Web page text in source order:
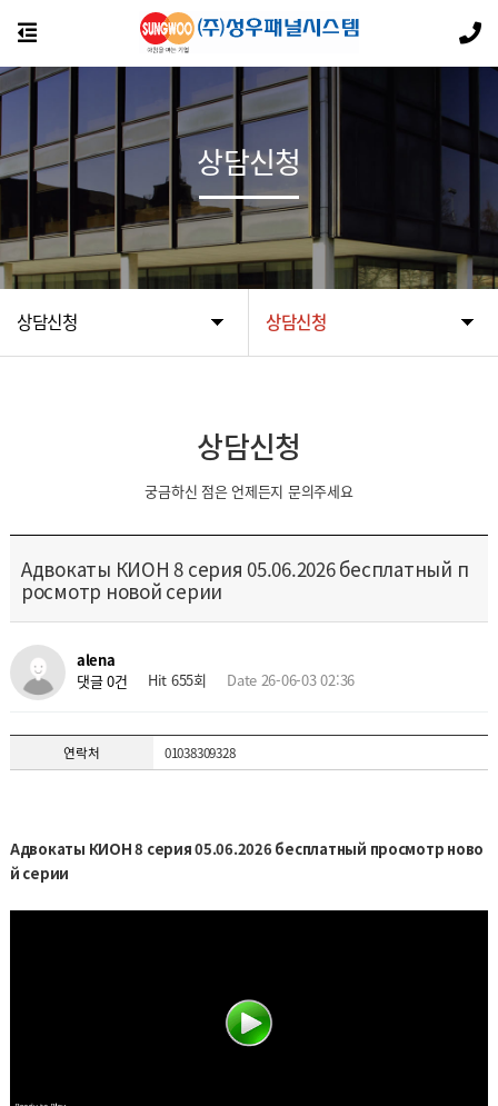
상담신청 상담신청
상담신청
상담신청
궁금하신 점은 언제든지 문의주세요
Адвокаты КИОН 8 серия 05.06.2026 бесплатный п
росмотр новой серии
alena
댓글 0건
Hit 655회 Date 26-06-03 02:36
연락처 01038309328
Адвокаты КИОН 8 серия 05.06.2026 бесплатный просмотр ново
й серии